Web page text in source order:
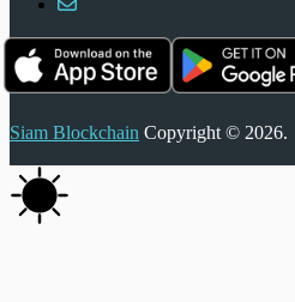
Siam Blockchain Copyright © 2026.